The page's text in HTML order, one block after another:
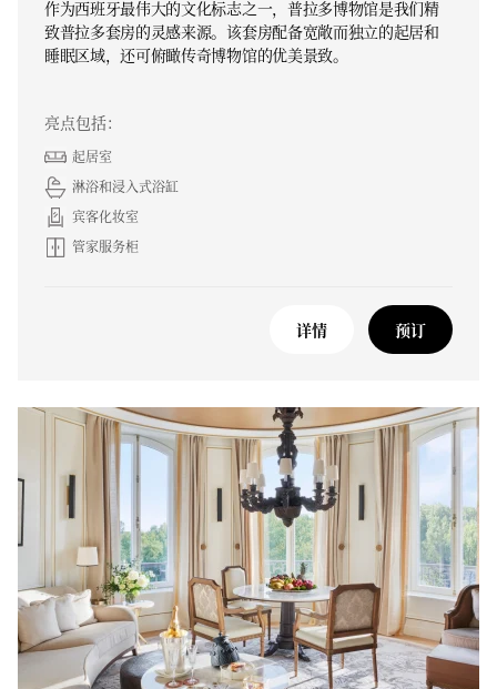
作为西班牙最伟大的文化标志之一，普拉多博物馆是我们精
致普拉多套房的灵感来源。该套房配备宽敞而独立的起居和
睡眠区域，还可俯瞰传奇博物馆的优美景致。
亮点包括：
起居室
淋浴和浸入式浴缸
宾客化妆室
管家服务柜
详情 预订